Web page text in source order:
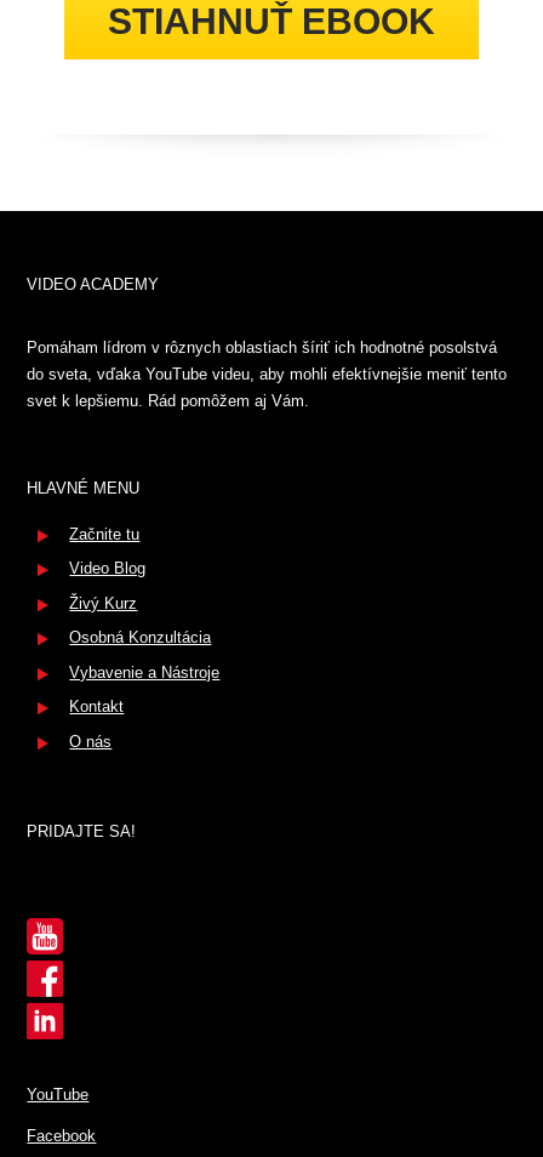
STIAHNUŤ EBOOK
VIDEO ACADEMY
Pomáham lídrom v rôznych oblastiach šíriť ich hodnotné posolstvá
do sveta, vďaka YouTube videu, aby mohli efektívnejšie meniť tento
svet k lepšiemu. Rád pomôžem aj Vám.
HLAVNÉ MENU
Začnite tu
Video Blog
Živý Kurz
Osobná Konzultácia
Vybavenie a Nástroje
Kontakt
O nás
PRIDAJTE SA!
YouTube
Facebook